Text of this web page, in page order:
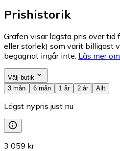
Prishistorik
Grafen visar lägsta pris över tid
eller storlek) som varit billigast
begagnat ingår inte. Läs mer
Välj butik
3 mån
6 mån 1 år 2 år Allt
Lägst nypris just nu
3 059 kr